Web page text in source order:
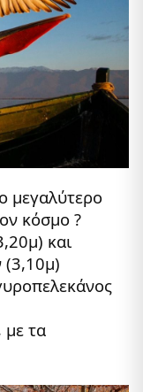
μεγαλύτερο
κόσμο ?
και
(3,10μ)
τα